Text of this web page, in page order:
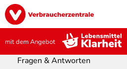
Direkt
zum
Inhalt
Image
mit dem Angebot
Fragen & Antworten